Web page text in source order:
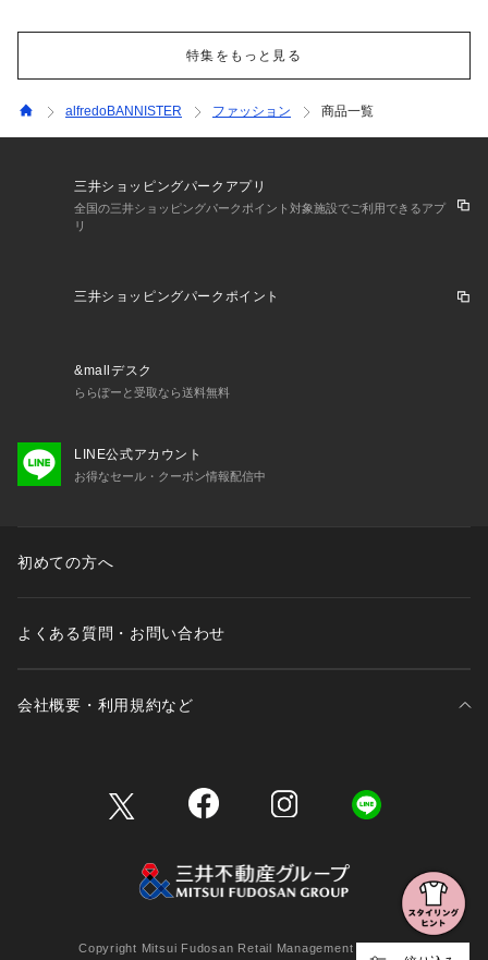
特集をもっと見る
alfredoBANNISTER ファッション 商品一覧
三井ショッピングパークアプリ
全国の三井ショッピングパークポイント対象施設でご利用できるアプ
リ
三井ショッピングパークポイント
&mallデスク
ららぽーと受取なら送料無料
LINE公式アカウント
お得なセール・クーポン情報配信中
初めての方へ
よくある質問・お問い合わせ
会社概要・利用規約など
Copyright Mitsui Fudosan Retail Management Co., Ltd.